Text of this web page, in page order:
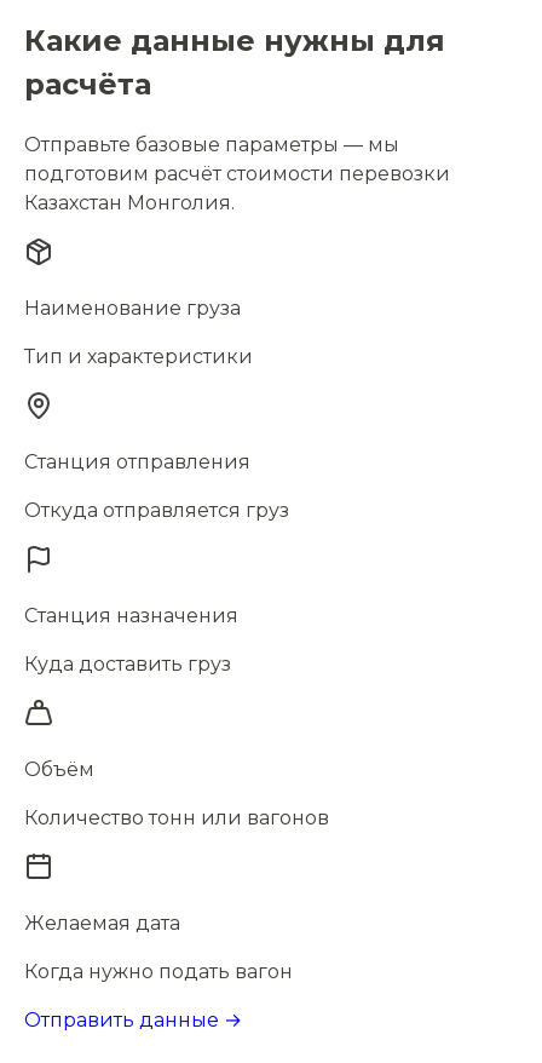
Какие данные нужны для
расчёта
Отправьте базовые параметры — мы
подготовим расчёт стоимости перевозки
Казахстан Монголия.
Наименование груза
Тип и характеристики
Станция отправления
Откуда отправляется груз
Станция назначения
Куда доставить груз
Объём
Количество тонн или вагонов
Желаемая дата
Когда нужно подать вагон
Отправить данные →